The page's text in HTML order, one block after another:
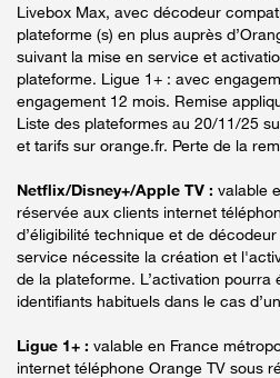
Livebox Max, avec décodeur
plateforme (s) en plus auprès
suivant la mise en service et
plateforme. Ligue 1+ : avec
engagement 12 mois. Remise
Liste des plateformes au 20/11/25
et tarifs sur orange.fr. Perte de la
Netflix/Disney+/Apple TV : valable
réservée aux clients internet
d’éligibilité technique et de
service nécessite la création et
de la plateforme. L’activation
identifiants habituels dans le cas
Ligue 1+ : valable en France
internet téléphone Orange TV sous